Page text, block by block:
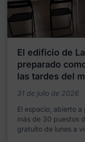
El edificio de
preparado
las tardes del
31 de julio de 2026
El espacio, abierto
más de 30 puestos
gratuito de lunes a